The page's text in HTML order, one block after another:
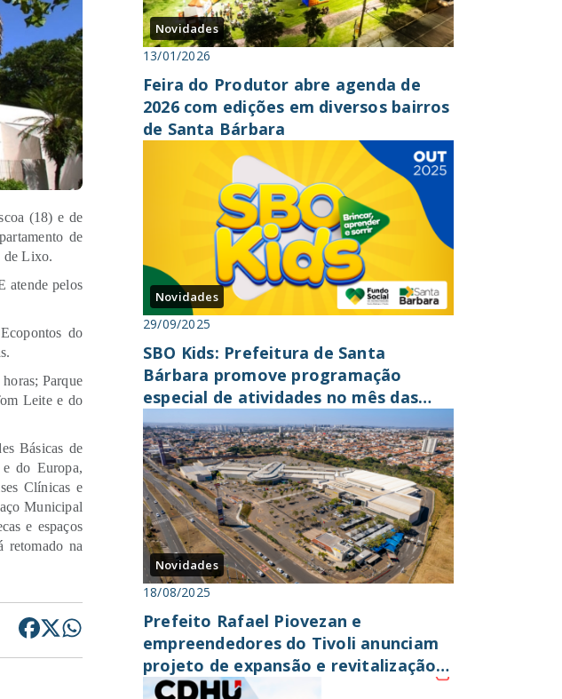
(18) e de
de
de Lixo.
atende pelos
do
Parque
Leite e do
Básicas de
do Europa,
Clínicas e
Municipal
e espaços
retomado na
Novidades
13/01/2026
Feira do Produtor abre agenda de
2026 com edições em diversos bairros
de Santa Bárbara
Novidades
29/09/2025
SBO Kids: Prefeitura de Santa
Bárbara promove programação
especial de atividades no mês das
crianças
Novidades
18/08/2025
Prefeito Rafael Piovezan e
empreendedores do Tivoli anunciam
projeto de expansão e revitalização
do shopping